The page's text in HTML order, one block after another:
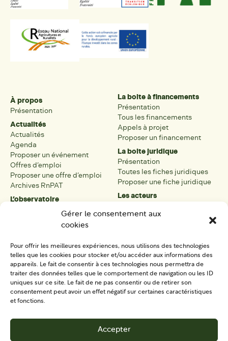
Gérer le consentement aux
cookies
Pour offrir les meilleures expériences, nous utilisons des technologies
telles que les cookies pour stocker et/ou accéder aux informations des
appareils. Le fait de consentir à ces technologies nous permettra de
traiter des données telles que le comportement de navigation ou les ID
uniques sur ce site. Le fait de ne pas consentir ou de retirer son
consentement peut avoir un effet négatif sur certaines caractéristiques
et fonctions.
Accepter
À propos
Présentation
Actualités
Actualités
Agenda
Proposer un événement
Offres d’emploi
Proposer une offre d’emploi
Archives RnPAT
L’observatoire
Présentation de l’observatoire
La boîte à outils
Présentation
Tous les outils
Proposer un outil
La boite à financements
Présentation
Tous les financements
Appels à projet
Proposer un financement
La boite juridique
Présentation
Toutes les fiches juridiques
Proposer une fiche juridique
Les acteurs
Tous les acteurs
CONTACT